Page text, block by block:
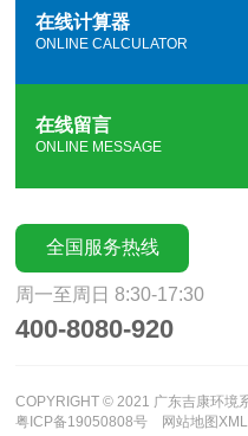
在线计算器
ONLINE CALCULATOR
在线留言
ONLINE MESSAGE
全国服务热线
周一至周日 8:30-17:30
400-8080-920
COPYRIGHT © 2021 广东吉康环
粤ICP备19050808号
网站地图XML